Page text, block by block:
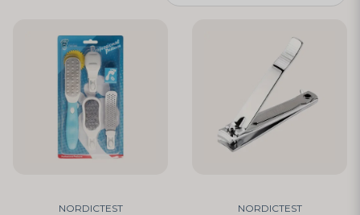
NORDICTEST NORDICTEST